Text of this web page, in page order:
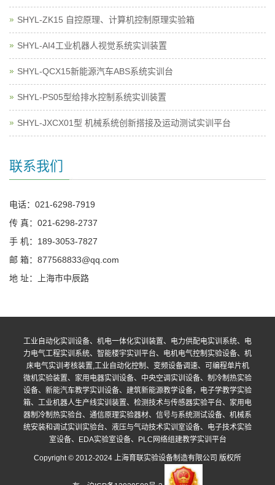
SHYL-ZK15 自控原理、计算机控制原理实验箱
SHYL-AI4工业机器人视觉系统实训装置
SHYL-QCX15新能源汽车ABS系统实训台
SHYL-PS05型给排水控制系统实训装置
SHYL-JXCX01型 机械系统创新搭接及运动测试实训平台
联系我们
电话：021-6298-7919
传 真：021-6298-2737
手 机：189-3053-7827
邮 箱：877568833@qq.com
地 址：上海市中辰路
工业自动化实训设备、机电一体化实训装置、电力供配电实训系统、电
力电气工程实训系统、智能楼宇实训平台、电机电气控制实验设备、机
床电气实训考核装置,工业自动化控制、变频设备调速、可编程单片机
微机实验装置、家用电器实训设备、中央空调实训设备、制冷制热实验
设备、新能汽车教学实训设备、建筑新能源教学设备，电子学教学实验
箱、工业机器人生产线实训装置、检测技术与传感器实验平台、家用电
器制冷制热实验台、通信原理实验器材、信号与系统测试设备、机械系
统安装和调试实训实验台、液压与气动技术实训室设备、电子技术实验
室设备、EDA实验室设备、PLC网络组建教学实训平台
Copyright © 2012-2024 上海育联实验设备制造有限公司 版权所